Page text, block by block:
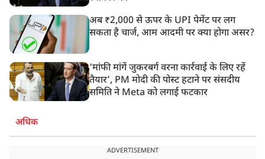
अब ₹2,000 से ऊपर के UPI पेमेंट पर लग
सकता है चार्ज, आम आदमी पर क्या होगा असर?
‘मांफी मांगें जुकरबर्ग वरना कार्रवाई के लिए रहें
तैयार’, PM मोदी की पोस्ट हटाने पर संसदीय
समिति ने Meta को लगाई फटकार
अधिक
ADVERTISEMENT